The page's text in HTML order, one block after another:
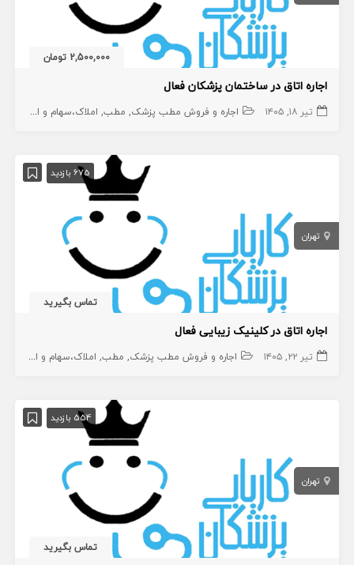
2,500,000 تومان
اجاره اتاق در ساختمان پزشکان فعال
تیر ۱۸, ۱۴۰۵ اجاره و فروش مطب پزشک مطب املاک،سهام و امتیاز
675 بازدید
تهران
تماس بگیرید
اجاره اتاق در کلینیک زیبایی فعال
تیر ۲۲, ۱۴۰۵ اجاره و فروش مطب پزشک مطب املاک،سهام و امتیاز
554 بازدید
تهران
تماس بگیرید